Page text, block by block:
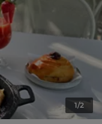
1/2